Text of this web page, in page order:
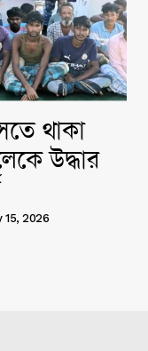
থাকা
উদ্ধার
15, 2026